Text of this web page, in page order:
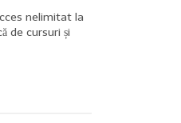
nelimitat la
de cursuri și